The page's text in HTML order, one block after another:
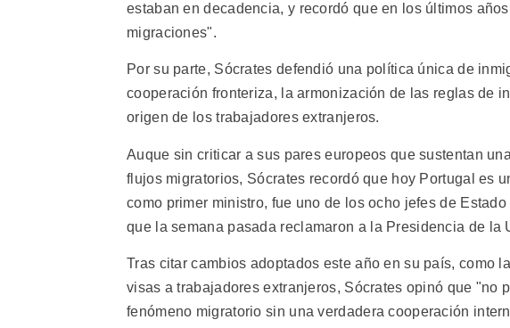
estaban en decadencia, y recordó que en los últimos
migraciones".
Por su parte, Sócrates defendió una política única de
cooperación fronteriza, la armonización de las reglas de
origen de los trabajadores extranjeros.
Auque sin criticar a sus pares europeos que sustentan
flujos migratorios, Sócrates recordó que hoy Portugal es
como primer ministro, fue uno de los ocho jefes de
que la semana pasada reclamaron a la Presidencia de la
Tras citar cambios adoptados este año en su país, como
visas a trabajadores extranjeros, Sócrates opinó que "no
fenómeno migratorio sin una verdadera cooperación